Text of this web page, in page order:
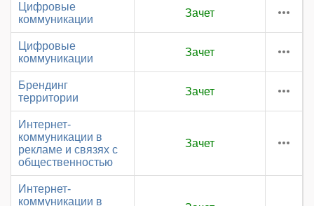
Цифровые
коммуникации
Зачет
Цифровые
коммуникации
Зачет
Брендинг
территории
Зачет
Интернет-
коммуникации в
рекламе и связях с
общественностью
Зачет
Интернет-
коммуникации в